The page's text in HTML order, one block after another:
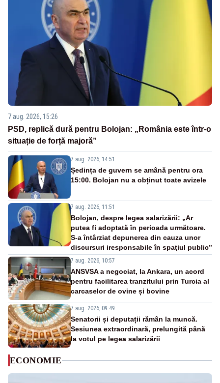
7 aug. 2026, 15:26
PSD, replică dură pentru Bolojan: „România este într-o
situație de forță majoră”
7 aug. 2026, 14:51
Ședința de guvern se amână pentru ora
15:00. Bolojan nu a obținut toate avizele
7 aug. 2026, 11:51
Bolojan, despre legea salarizării: „Ar
putea fi adoptată în perioada următoare.
S-a întârziat depunerea din cauza unor
discursuri iresponsabile în spaţiul public”
7 aug. 2026, 10:57
ANSVSA a negociat, la Ankara, un acord
pentru facilitarea tranzitului prin Turcia al
carcaselor de ovine și bovine
7 aug. 2026, 09:49
Senatorii și deputații rămân la muncă.
Sesiunea extraordinară, prelungită până
la votul pe legea salarizării
ECONOMIE